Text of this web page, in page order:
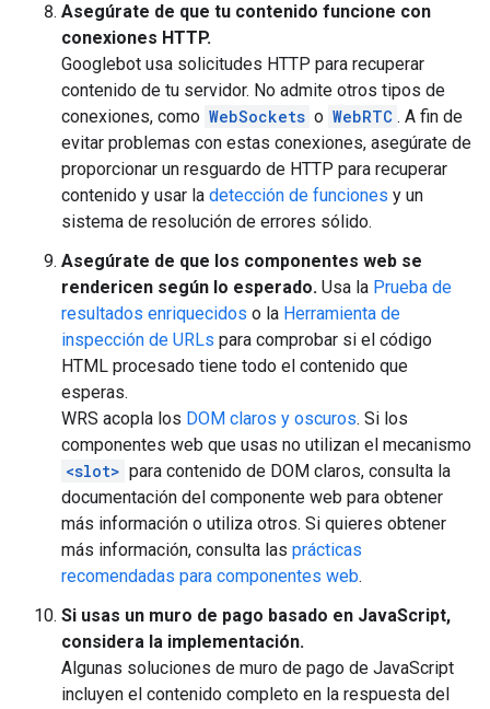
Asegúrate de que tu contenido funcione con
conexiones HTTP.
Googlebot usa solicitudes HTTP para recuperar
contenido de tu servidor. No admite otros tipos de
conexiones, como WebSockets o WebRTC . A fin de
evitar problemas con estas conexiones, asegúrate de
proporcionar un resguardo de HTTP para recuperar
contenido y usar la detección de funciones y un
sistema de resolución de errores sólido.
Asegúrate de que los componentes web se
rendericen según lo esperado. Usa la Prueba de
resultados enriquecidos o la Herramienta de
inspección de URLs para comprobar si el código
HTML procesado tiene todo el contenido que
esperas.
WRS acopla los DOM claros y oscuros. Si los
componentes web que usas no utilizan el mecanismo
<slot> para contenido de DOM claros, consulta la
documentación del componente web para obtener
más información o utiliza otros. Si quieres obtener
más información, consulta las prácticas
recomendadas para componentes web.
Si usas un muro de pago basado en JavaScript,
considera la implementación.
Algunas soluciones de muro de pago de JavaScript
incluyen el contenido completo en la respuesta del